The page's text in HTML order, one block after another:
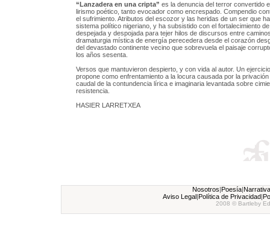
“Lanzadera en una cripta” es la denuncia del terror convertido
lirismo poético, tanto evocador como encrespado. Compendio
el sufrimiento. Atributos del escozor y las heridas de un ser que
sistema político nigeriano, y ha subsistido con el fortalecimiento
despejada y despojada para tejer hilos de discursos entre
dramaturgia mística de energía perecedera desde el corazón
del devastado continente vecino que sobrevuela el paisaje
los años sesenta.
Versos que mantuvieron despierto, y con vida al autor. Un
propone como enfrentamiento a la locura causada por la privación
caudal de la contundencia lírica e imaginaria levantada sobre
resistencia.
HASIER LARRETXEA
Nosotros|Poesía|Narrativa
Aviso Legal|Política de Privacidad|
2008 © Bartleby